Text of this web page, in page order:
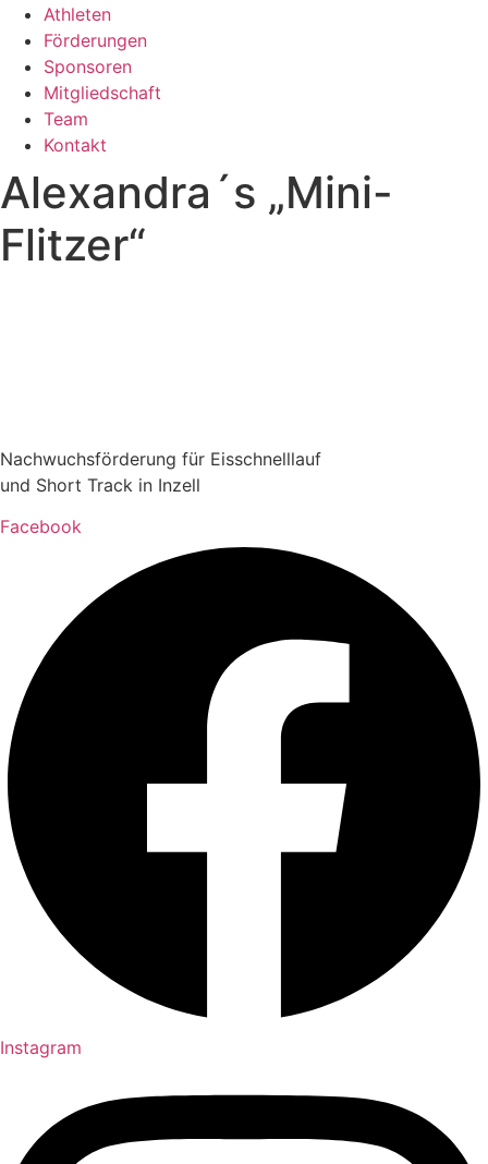
Athleten
Förderungen
Sponsoren
Mitgliedschaft
Team
Kontakt
Alexandra´s „Mini-
Flitzer“
Nachwuchsförderung für Eisschnelllauf
und Short Track in Inzell
Facebook
Instagram